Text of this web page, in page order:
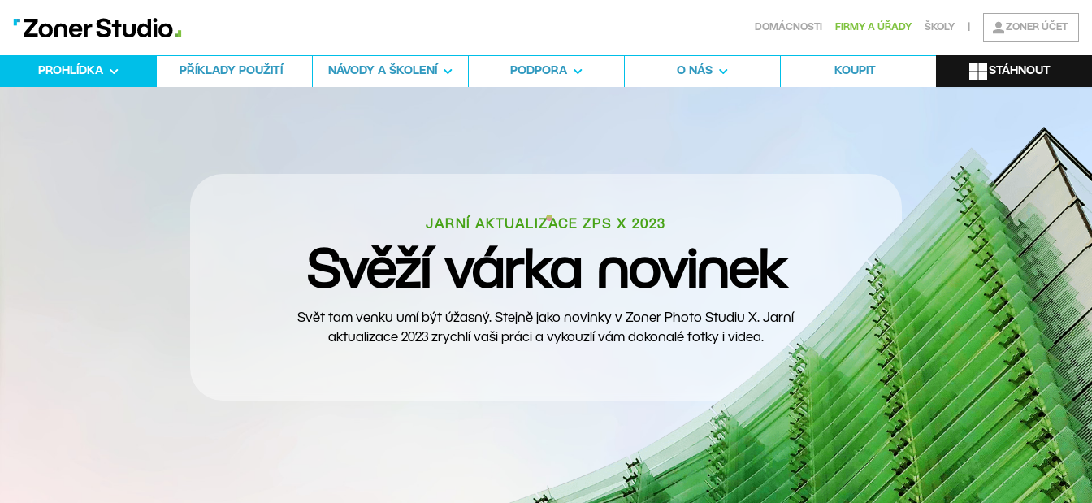
DOMÁCNOSTI FIRMY A ÚŘADY ŠKOLY ZONER ÚČET
PROHLÍDKA PŘÍKLADY POUŽITÍ NÁVODY A ŠKOLENÍ PODPORA O NÁS KOUPIT STÁHNOUT
JARNÍ AKTUALIZACE ZPS X 2023
Svěží várka novinek
Svět tam venku umí být úžasný. Stejně jako novinky v Zoner Photo Studiu X. Jarní
aktualizace 2023 zrychlí vaši práci a vykouzlí vám dokonalé fotky i videa.